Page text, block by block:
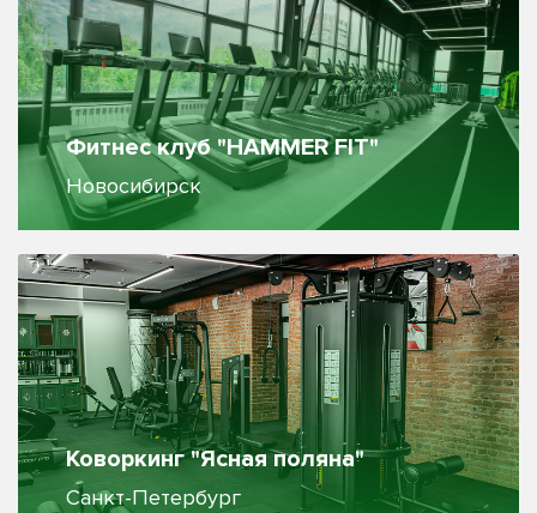
Фитнес клуб "HAMMER FIT"
Новосибирск
Коворкинг "Ясная поляна"
Санкт-Петербург